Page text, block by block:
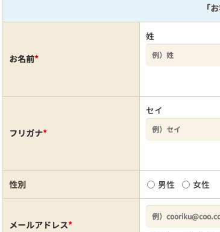
「
お名前*
姓
フリガナ*
セイ
性別 男性 女性
メールアドレス*